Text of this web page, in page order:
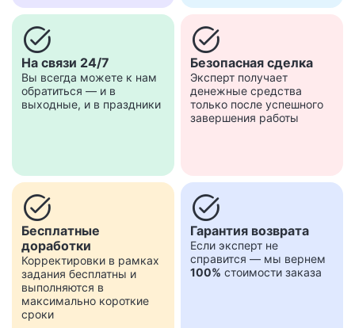
task_alt
На связи 24/7
Вы всегда можете к нам
обратиться — и в
выходные, и в праздники
task_alt
Безопасная сделка
Эксперт получает
денежные средства
только после успешного
завершения работы
task_alt
Бесплатные
доработки
Корректировки в рамках
задания бесплатны и
выполняются в
максимально короткие
сроки
task_alt
Гарантия возврата
Если эксперт не
справится — мы вернем
100% стоимости заказа